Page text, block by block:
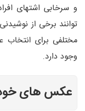
و سرخابی اشتهای
توانند برخی از
مختلفی برای
وجود دارد.
عکس های خود